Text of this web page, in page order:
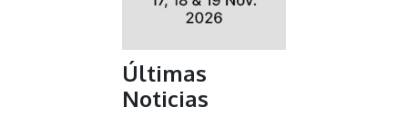
Últimas
Noticias